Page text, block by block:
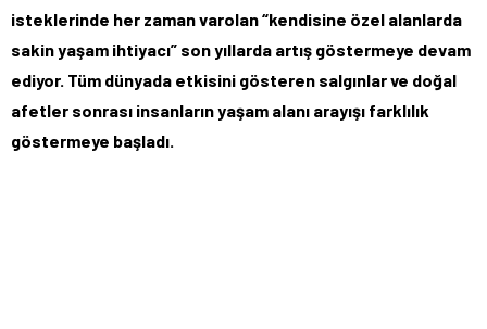
isteklerinde her zaman varolan “kendisine özel alanlarda
sakin yaşam ihtiyacı” son yıllarda artış göstermeye devam
ediyor. Tüm dünyada etkisini gösteren salgınlar ve doğal
afetler sonrası insanların yaşam alanı arayışı farklılık
göstermeye başladı.